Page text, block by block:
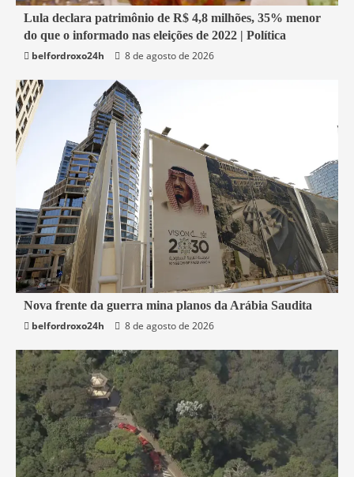
1 min read
Economia
Lula declara patrimônio de R$ 4,8 milhões, 35% menor
do que o informado nas eleições de 2022 | Política
belfordroxo24h
8 de agosto de 2026
5 min read
Mundo
Nova frente da guerra mina planos da Arábia Saudita
belfordroxo24h
8 de agosto de 2026